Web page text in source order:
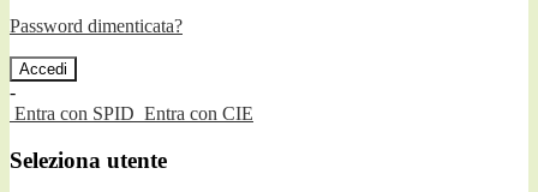
Password dimenticata?
-
Entra con SPID Entra con CIE
Seleziona utente